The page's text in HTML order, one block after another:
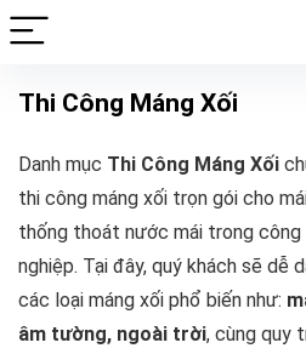
Thi Công Máng Xối
Danh mục Thi Công Máng Xối
thi công máng xối trọn gói cho
thống thoát nước mái trong công
nghiệp. Tại đây, quý khách sẽ dễ
các loại máng xối phổ biến như:
âm tường, ngoài trời, cùng quy